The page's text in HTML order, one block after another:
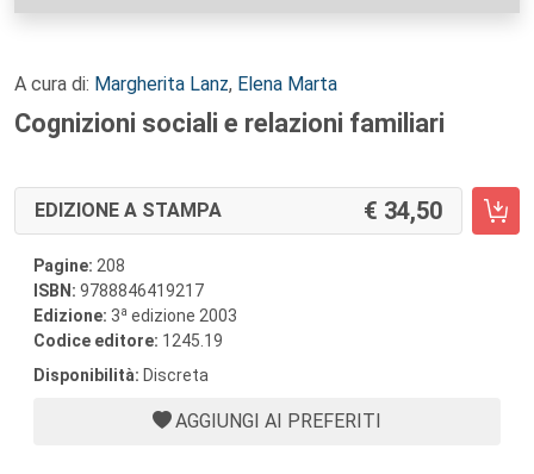
A cura di: Margherita Lanz, Elena Marta
Cognizioni sociali e relazioni familiari
EDIZIONE A STAMPA 34,50
Pagine: 208
ISBN: 9788846419217
Edizione: 3a edizione 2003
Codice editore: 1245.19
Disponibilità: Discreta
AGGIUNGI AI PREFERITI